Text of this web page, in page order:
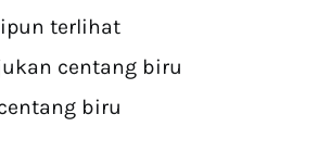
terlihat
centang biru
biru